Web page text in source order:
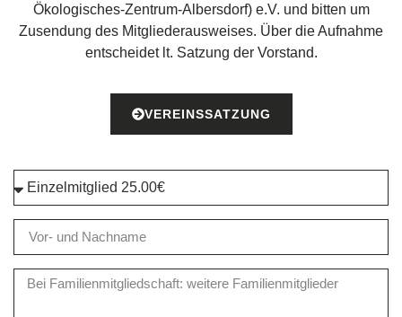
Ökologisches-Zentrum-Albersdorf) e.V. und bitten um
Zusendung des Mitgliederausweises. Über die Aufnahme
entscheidet lt. Satzung der Vorstand.
VEREINSSATZUNG